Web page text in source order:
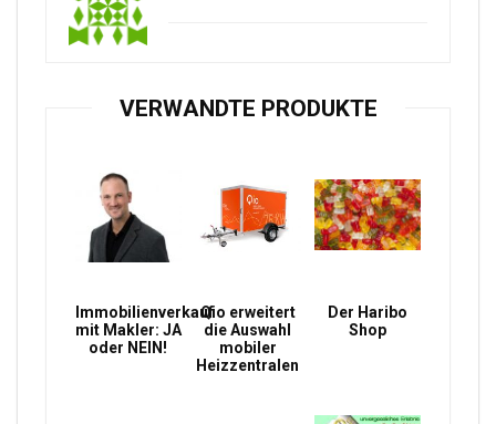
VERWANDTE PRODUKTE
Immobilienverkauf
mit Makler: JA
oder NEIN!
Qio erweitert
die Auswahl
mobiler
Heizzentralen
Der Haribo
Shop